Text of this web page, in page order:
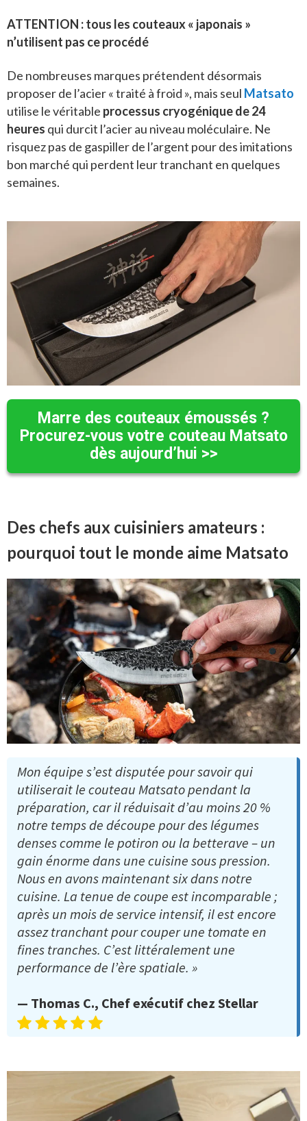
ATTENTION : tous les couteaux « japonais »
n’utilisent pas ce procédé
De nombreuses marques prétendent désormais
proposer de l’acier « traité à froid », mais seul Matsato
utilise le véritable processus cryogénique de 24
heures qui durcit l’acier au niveau moléculaire. Ne
risquez pas de gaspiller de l’argent pour des imitations
bon marché qui perdent leur tranchant en quelques
semaines.
Marre des couteaux émoussés ?
Procurez-vous votre couteau Matsato
dès aujourd’hui >>
Des chefs aux cuisiniers amateurs :
pourquoi tout le monde aime Matsato
Mon équipe s’est disputée pour savoir qui
utiliserait le couteau Matsato pendant la
préparation, car il réduisait d’au moins 20 %
notre temps de découpe pour des légumes
denses comme le potiron ou la betterave – un
gain énorme dans une cuisine sous pression.
Nous en avons maintenant six dans notre
cuisine. La tenue de coupe est incomparable ;
après un mois de service intensif, il est encore
assez tranchant pour couper une tomate en
fines tranches. C’est littéralement une
performance de l’ère spatiale. »
— Thomas C., Chef exécutif chez Stellar